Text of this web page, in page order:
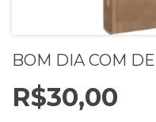
BOM DIA COM
R$30,00